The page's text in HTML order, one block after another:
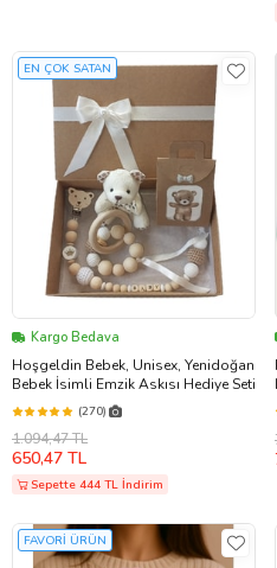
EN ÇOK SATAN
Kargo Bedava
Hoşgeldin Bebek, Unisex, Yenidoğan
Bebek İsimli Emzik Askısı Hediye Seti
(270)
1.094,47 TL
650,47 TL
Sepette 444 TL İndirim
FAVORİ ÜRÜN